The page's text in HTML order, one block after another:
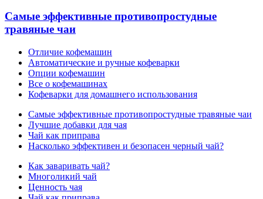
Самые эффективные противопростудные
травяные чаи
Отличие кофемашин
Автоматические и ручные кофеварки
Опции кофемашин
Все о кофемашинах
Кофеварки для домашнего использования
Самые эффективные противопростудные травяные чаи
Лучшие добавки для чая
Чай как приправа
Насколько эффективен и безопасен черный чай?
Как заваривать чай?
Многоликий чай
Ценность чая